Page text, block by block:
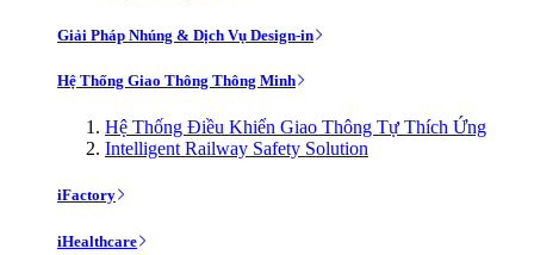
Giải Pháp Nhúng & Dịch Vụ Design-in
Hệ Thống Giao Thông Thông Minh
Hệ Thống Điều Khiển Giao Thông Tự Thích Ứng
Intelligent Railway Safety Solution
iFactory
iHealthcare